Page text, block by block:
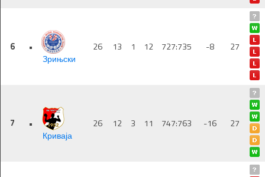
6
•
Зрињски
26 13 1 12 727:735 -8 27
7
•
Криваја
26 12 3 11 747:763 -16 27